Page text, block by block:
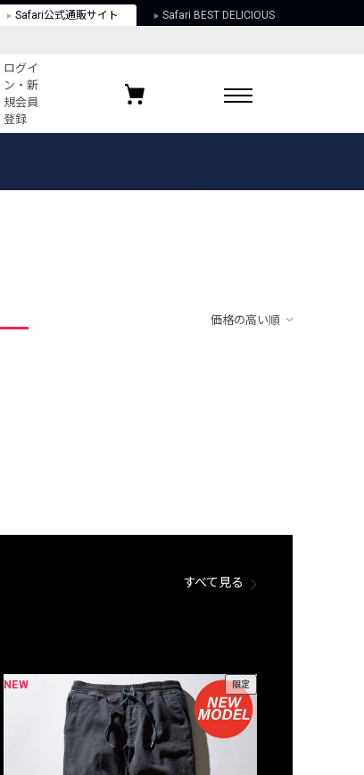
Safari公式通販サイト Safari BEST DELICIOUS
ログイ
ン・新
規会員
登録
お気に入りブランド
価格の高い順
すべて見る
NEW 限定